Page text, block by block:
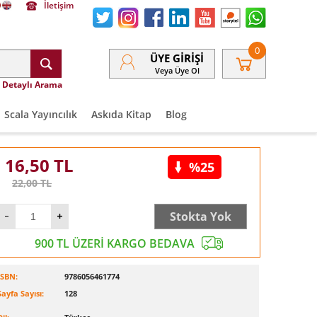
İletişim
Detaylı Arama
ÜYE GIRIŞI
Veya Üye Ol
0
Scala Yayıncılık Askıda Kitap Blog
16,50 TL
22,00TL
%25
Stokta Yok
900 TL ÜZERİ KARGO BEDAVA
9786056461774
Sayısı:
128